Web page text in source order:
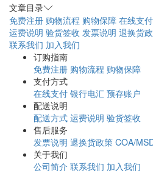
文章目录
免费注册 购物流程 购物保障 在线支付
运费说明 验货签收 发票说明 退换货
联系我们 加入我们
订购指南
免费注册 购物流程 购物保障
支付方式
在线支付 银行电汇 预存账户
配送说明
配送方式 运费说明 验货签收
售后服务
发票说明 退换货政策 COA/
关于我们
公司简介 联系我们 加入我们